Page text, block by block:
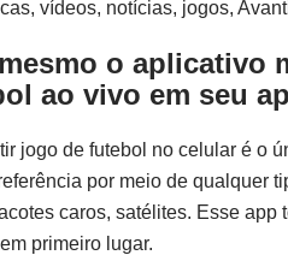
vídeos, notícias, jogos,
o aplicativo
ao vivo em seu
jogo de futebol no celular é o
por meio de qualquer
caros, satélites. Esse
primeiro lugar.